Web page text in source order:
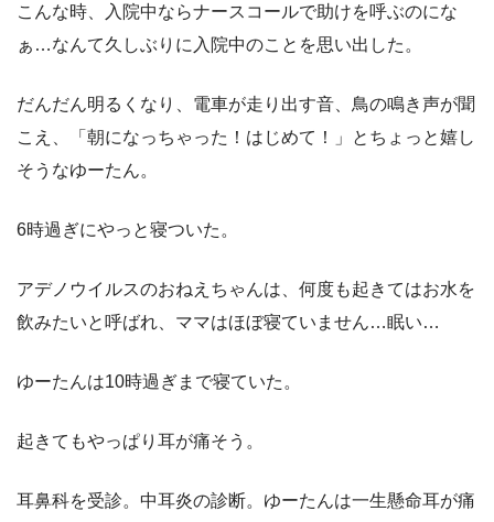
こんな時、入院中ならナースコールで助けを呼ぶのにな
ぁ…なんて久しぶりに入院中のことを思い出した。
だんだん明るくなり、電車が走り出す音、鳥の鳴き声が聞
こえ、「朝になっちゃった！はじめて！」とちょっと嬉し
そうなゆーたん。
6時過ぎにやっと寝ついた。
アデノウイルスのおねえちゃんは、何度も起きてはお水を
飲みたいと呼ばれ、ママはほぼ寝ていません…眠い…
ゆーたんは10時過ぎまで寝ていた。
起きてもやっぱり耳が痛そう。
耳鼻科を受診。中耳炎の診断。ゆーたんは一生懸命耳が痛